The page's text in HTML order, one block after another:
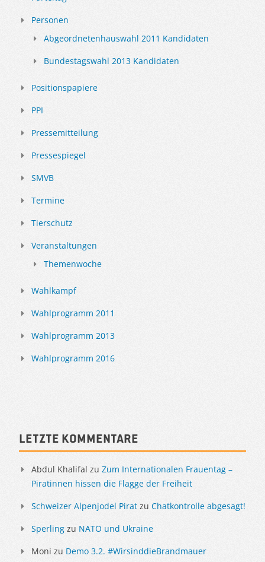
Personen
Abgeordnetenhauswahl 2011 Kandidaten
Bundestagswahl 2013 Kandidaten
Positionspapiere
PPI
Pressemitteilung
Pressespiegel
SMVB
Termine
Tierschutz
Veranstaltungen
Themenwoche
Wahlkampf
Wahlprogramm 2011
Wahlprogramm 2013
Wahlprogramm 2016
Letzte Kommentare
Abdul Khalifal zu Zum Internationalen Frauentag –
Piratinnen hissen die Flagge der Freiheit
Schweizer Alpenjodel Pirat zu Chatkontrolle abgesagt!
Sperling zu NATO und Ukraine
Moni zu Demo 3.2. #WirsinddieBrandmauer